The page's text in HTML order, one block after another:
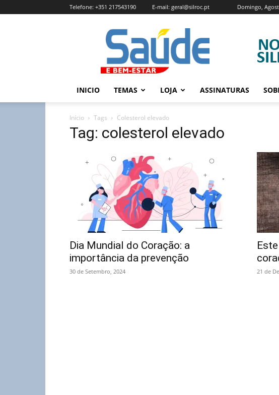
Domingo,
Telefone: +351 217543190 E-mail: geral@silroc.pt
Revista
Saúde
e
Bem
Estar
Edição
INICIO TEMAS LOJA ASSINATURAS
Início Tags Colesterol elevado
Tag: colesterol elevado
Dia Mundial do Coração: a
importância da prevenção
30 de Setembro, 2024 21 de